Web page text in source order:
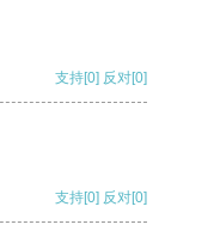
支持[0] 反对[0]
支持[0] 反对[0]